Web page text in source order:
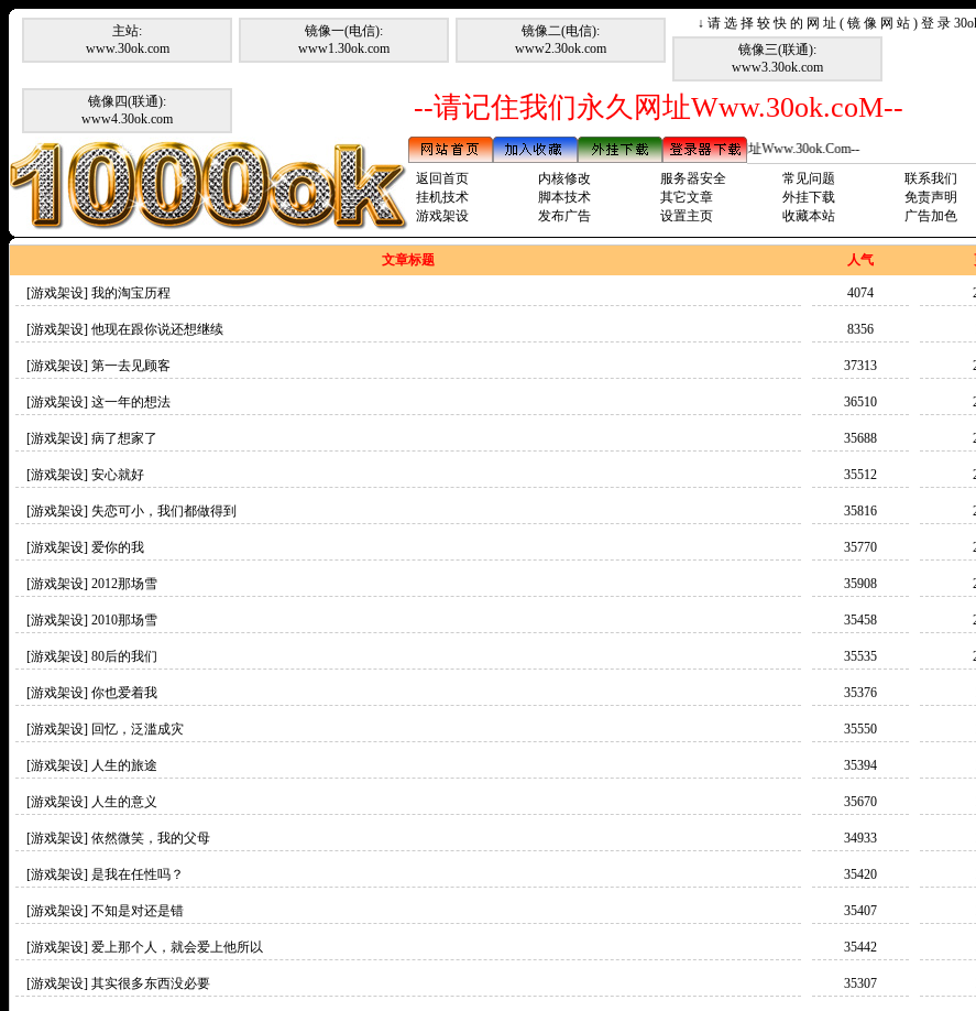
↓ 请 选 择 较 快 的 网 址 ( 镜 像 网 站 ) 登 录
主站:
www.30ok.com
镜像一(电信):
www1.30ok.com
镜像二(电信):
www2.30ok.com
镜像三(联通):
www3.30ok.com
镜像四(联通):
www4.30ok.com
--请记住我们永久网址Www.30ok.coM--
--请记住我们永久网址Www.30ok.Com--
返回首页
内核修改 服务器安全 常见问题
联系我们
挂机技术
脚本技术 其它文章 外挂下载
免责声明
游戏架设
发布广告 设置主页 收藏本站 广告加色
文章标题 人气
[游戏架设] 我的淘宝历程 4074
[游戏架设] 他现在跟你说还想继续 8356
[游戏架设] 第一去见顾客 37313
[游戏架设] 这一年的想法 36510
[游戏架设] 病了想家了 35688
[游戏架设] 安心就好 35512
[游戏架设] 失恋可小，我们都做得到 35816
[游戏架设] 爱你的我 35770
[游戏架设] 2012那场雪 35908
[游戏架设] 2010那场雪 35458
[游戏架设] 80后的我们 35535
[游戏架设] 你也爱着我 35376
[游戏架设] 回忆，泛滥成灾 35550
[游戏架设] 人生的旅途 35394
[游戏架设] 人生的意义 35670
[游戏架设] 依然微笑，我的父母 34933
[游戏架设] 是我在任性吗？ 35420
[游戏架设] 不知是对还是错 35407
[游戏架设] 爱上那个人，就会爱上他所以 35442
[游戏架设] 其实很多东西没必要 35307